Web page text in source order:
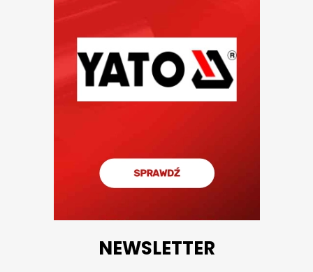
NEWSLETTER